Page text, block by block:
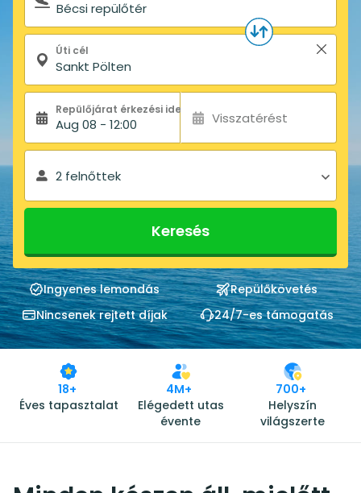
Úti cél
Aug 08 - 12:00 Visszatérést
2 felnőttek
Keresés
Ingyenes lemondás
Repülőkövetés
Nincsenek rejtett díjak
24/7-es támogatás
18+
Éves tapasztalat
4M+
Elégedett utas
évente
700+
Helyszín
világszerte